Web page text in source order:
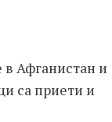
Афганистан и
са приети и